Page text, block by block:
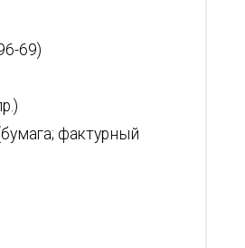
69)
фактурный